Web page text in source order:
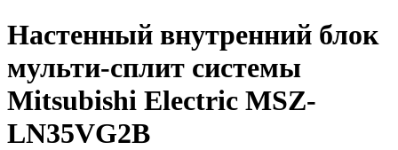
Настенный внутренний блок
мульти-сплит системы
Mitsubishi Electric MSZ-
LN35VG2B